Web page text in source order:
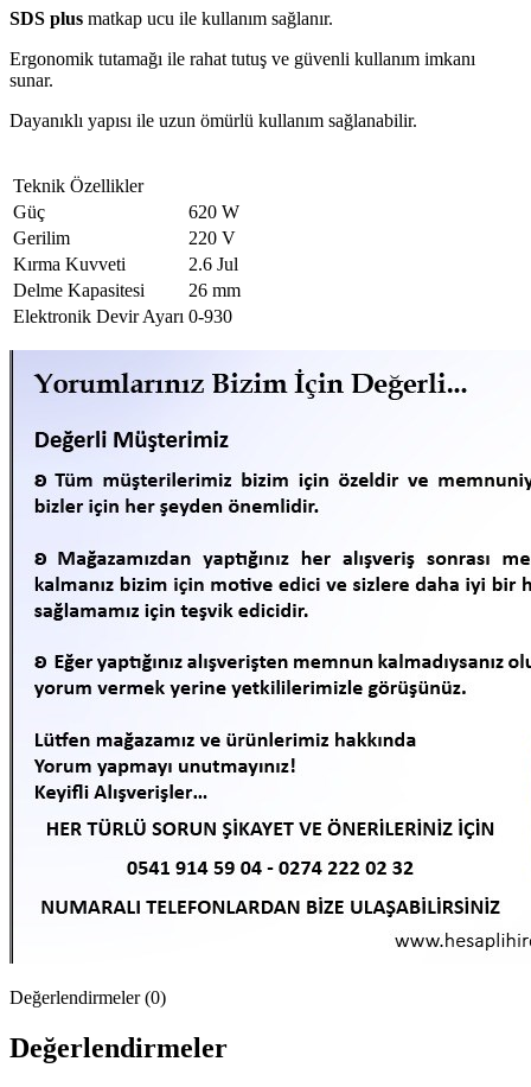
SDS plus matkap ucu ile kullanım sağlanır.
Ergonomik tutamağı ile rahat tutuş ve güvenli kullanım imkanı
sunar.
Dayanıklı yapısı ile uzun ömürlü kullanım sağlanabilir.
Teknik Özellikler
Güç
620 W
Gerilim
220 V
Kırma Kuvveti
2.6 Jul
Delme Kapasitesi
26 mm
Elektronik Devir Ayarı 0-930
Değerlendirmeler (0)
Değerlendirmeler